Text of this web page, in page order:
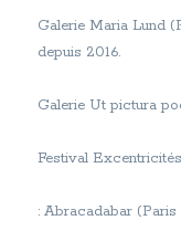
Galerie Maria Lund
depuis 2016.
Galerie Ut pictura
Festival
: Abracadabar (Paris